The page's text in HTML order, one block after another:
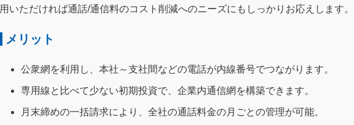
用いただければ通話/通信料のコスト削減へのニーズにもしっかりお応えします。
メリット
公衆網を利用し、本社～支社間などの電話が内線番号でつながります。
専用線と比べて少ない初期投資で、企業内通信網を構築できます。
月末締めの一括請求により、全社の通話料金の月ごとの管理が可能。